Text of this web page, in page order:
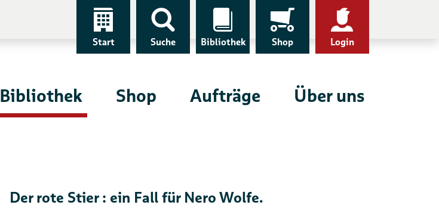
Start Suche Bibliothek Shop Login
Bibliothek Shop Aufträge Über uns
Der rote Stier : ein Fall für Nero Wolfe.